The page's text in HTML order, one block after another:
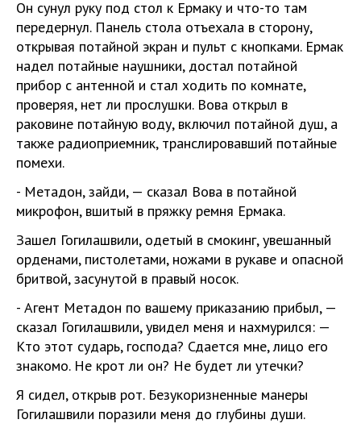
Он сунул руку под стол к Ермаку и что-то там
передернул. Панель стола отъехала в сторону,
открывая потайной экран и пульт с кнопками. Ермак
надел потайные наушники, достал потайной
прибор с антенной и стал ходить по комнате,
проверяя, нет ли прослушки. Вова открыл в
раковине потайную воду, включил потайной душ, а
также радиоприемник, транслировавший потайные
помехи.
- Метадон, зайди, — сказал Вова в потайной
микрофон, вшитый в пряжку ремня Ермака.
Зашел Гогилашвили, одетый в смокинг, увешанный
орденами, пистолетами, ножами в рукаве и опасной
бритвой, засунутой в правый носок.
- Агент Метадон по вашему приказанию прибыл, —
сказал Гогилашвили, увидел меня и нахмурился: —
Кто этот сударь, господа? Сдается мне, лицо его
знакомо. Не крот ли он? Не будет ли утечки?
Я сидел, открыв рот. Безукоризненные манеры
Гогилашвили поразили меня до глубины души.